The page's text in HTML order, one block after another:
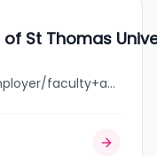
St Thomas
jobbank.gc.ca/browsejobs/employer/faculty+assocation+of+st+thomas+university+%28faust%29/ca